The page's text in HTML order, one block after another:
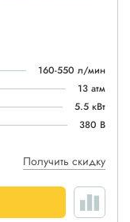
160-550 л/мин
13 атм
5.5 кВт
380 В
Получить скидку